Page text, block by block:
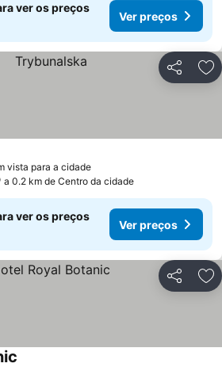
ver os preços
Ver preços
Partilhar
vista para a cidadeVer preços
a 0.2 km de Centro da cidade
ver os preços
Ver preços
Partilhar